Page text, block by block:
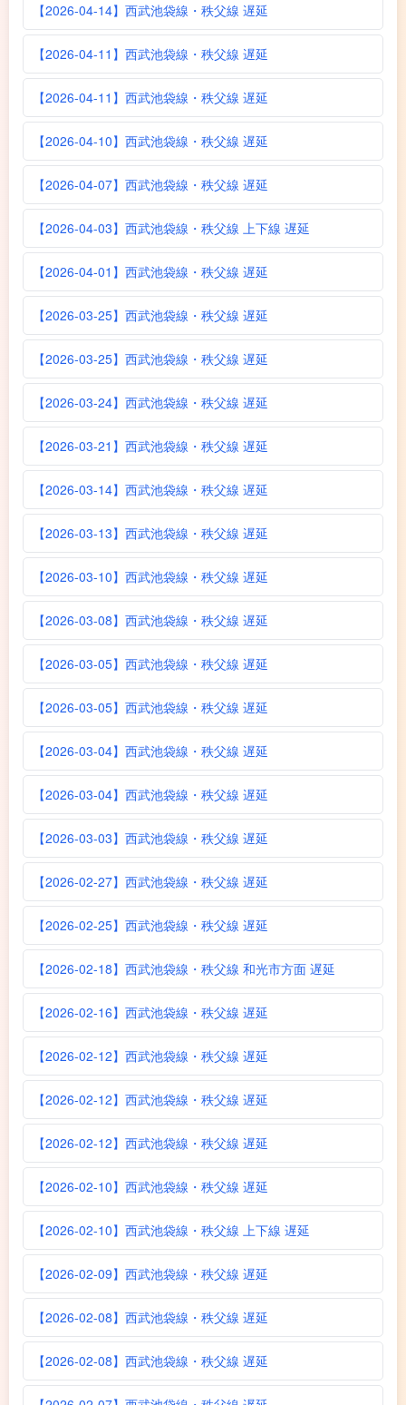
【2026-04-14】西武池袋線・秩父線 遅延
【2026-04-11】西武池袋線・秩父線 遅延
【2026-04-11】西武池袋線・秩父線 遅延
【2026-04-10】西武池袋線・秩父線 遅延
【2026-04-07】西武池袋線・秩父線 遅延
【2026-04-03】西武池袋線・秩父線 上下線 遅延
【2026-04-01】西武池袋線・秩父線 遅延
【2026-03-25】西武池袋線・秩父線 遅延
【2026-03-25】西武池袋線・秩父線 遅延
【2026-03-24】西武池袋線・秩父線 遅延
【2026-03-21】西武池袋線・秩父線 遅延
【2026-03-14】西武池袋線・秩父線 遅延
【2026-03-13】西武池袋線・秩父線 遅延
【2026-03-10】西武池袋線・秩父線 遅延
【2026-03-08】西武池袋線・秩父線 遅延
【2026-03-05】西武池袋線・秩父線 遅延
【2026-03-05】西武池袋線・秩父線 遅延
【2026-03-04】西武池袋線・秩父線 遅延
【2026-03-04】西武池袋線・秩父線 遅延
【2026-03-03】西武池袋線・秩父線 遅延
【2026-02-27】西武池袋線・秩父線 遅延
【2026-02-25】西武池袋線・秩父線 遅延
【2026-02-18】西武池袋線・秩父線 和光市方面 遅延
【2026-02-16】西武池袋線・秩父線 遅延
【2026-02-12】西武池袋線・秩父線 遅延
【2026-02-12】西武池袋線・秩父線 遅延
【2026-02-12】西武池袋線・秩父線 遅延
【2026-02-10】西武池袋線・秩父線 遅延
【2026-02-10】西武池袋線・秩父線 上下線 遅延
【2026-02-09】西武池袋線・秩父線 遅延
【2026-02-08】西武池袋線・秩父線 遅延
【2026-02-08】西武池袋線・秩父線 遅延